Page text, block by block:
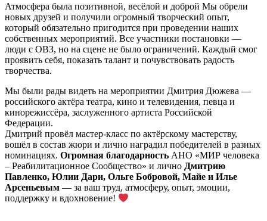
Атмосфера была позитивной, весёлой и доброй Мы обрели
новых друзей и получили огромный творческий опыт,
который обязательно пригодится при проведении наших
собственных мероприятий. Все участники постановки —
люди с ОВЗ, но на сцене не было ограничений. Каждый смог
проявить себя, показать талант и почувствовать радость
творчества.
Мы были рады видеть на мероприятии Дмитрия Дюжева —
российского актёра театра, кино и телевидения, певца и
кинорежиссёра, заслуженного артиста Российской
Федерации.
Дмитрий провёл мастер-класс по актёрскому мастерству,
вошёл в состав жюри и лично наградил победителей в разных
номинациях. Огромная благодарность АНО «МИР человека
– Реабилитационное Сообщество» и лично Дмитрию
Павленко, Юлии Дари, Ольге Бобровой, Майе и Илье
Арсеньевым — за ваш труд, атмосферу, опыт, эмоции,
поддержку и вдохновение!